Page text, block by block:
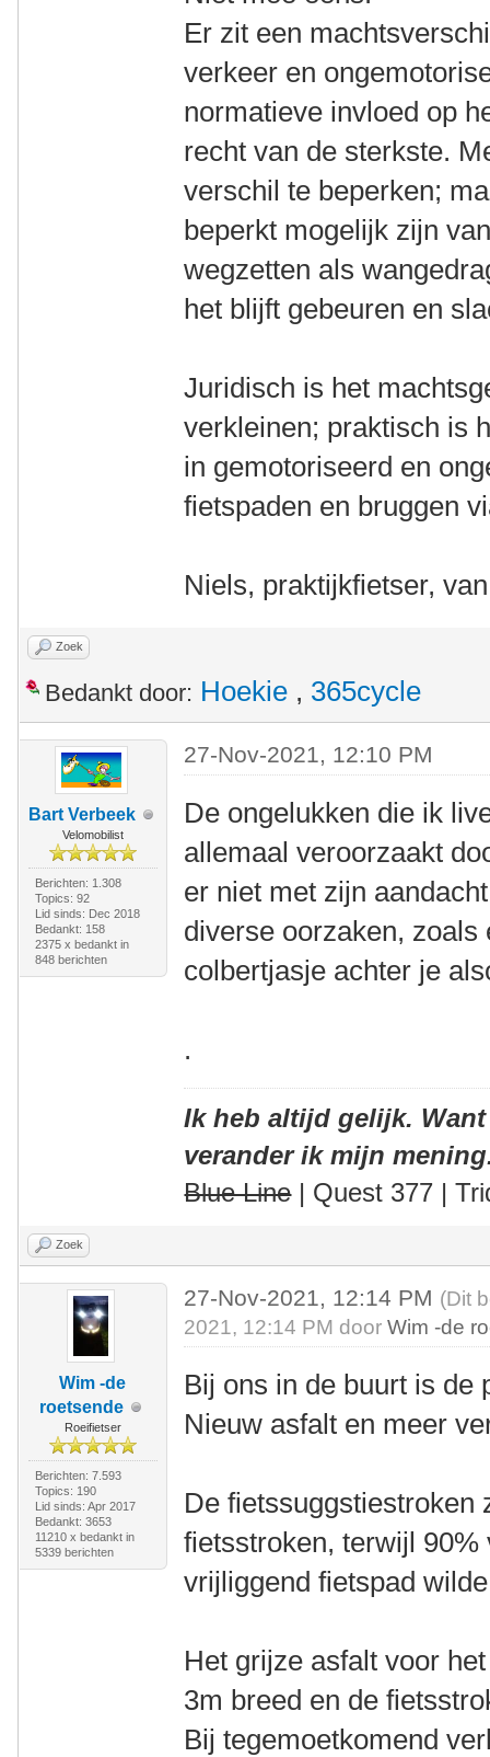
Er zit een
verkeer en
normatieve invloed op
recht van de sterkste.
verschil te beperken;
beperkt mogelijk zijn
wegzetten als
het blijft gebeuren en
Juridisch is het
verkleinen; praktisch is
in gemotoriseerd en
fietspaden en bruggen
Niels, praktijkfietser,
Zoek
Bedankt door: Hoekie , 365cycle
Bart Verbeek
Velomobilist
Berichten: 1.308
Topics: 92
Lid sinds: Dec 2018
Bedankt: 158
2375 x bedankt in
848 berichten
27-Nov-2021, 12:10 PM
De ongelukken die ik
allemaal veroorzaakt
er niet met zijn
diverse oorzaken,
colbertjasje achter je
.
Ik heb altijd gelijk.
verander ik mijn
Blue Line| Quest 377 |
Zoek
Wim -de
roetsende
Roeifietser
Berichten: 7.593
Topics: 190
Lid sinds: Apr 2017
Bedankt: 3653
11210 x bedankt in
5339 berichten
27-Nov-2021, 12:14 PM (Dit
2021, 12:14 PM doorWim -de
Bij ons in de buurt is de
Nieuw asfalt en meer
De fietssuggstiestroken
fietsstroken, terwijl
vrijliggend fietspad
Het grijze asfalt voor
3m breed en de
Bij tegemoetkomend